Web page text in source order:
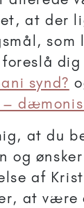
at der
som
synd?
at du
og
af
at være